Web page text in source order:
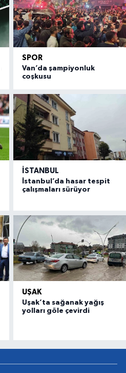
SPOR
Van’da şampiyonluk
coşkusu
İSTANBUL
İstanbul’da hasar tespit
çalışmaları sürüyor
UŞAK
Uşak’ta sağanak yağış
yolları göle çevirdi